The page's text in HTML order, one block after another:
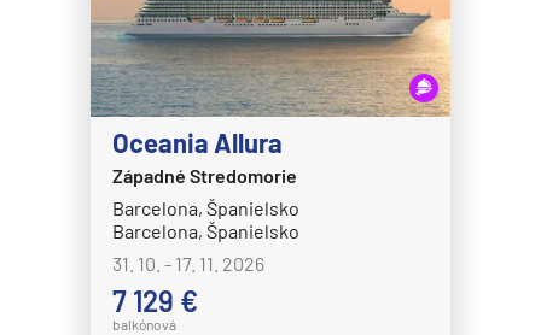
Oceania Allura
Západné Stredomorie
Barcelona, Španielsko
Barcelona, Španielsko
31. 10. - 17. 11. 2026
7 129 €
balkónová